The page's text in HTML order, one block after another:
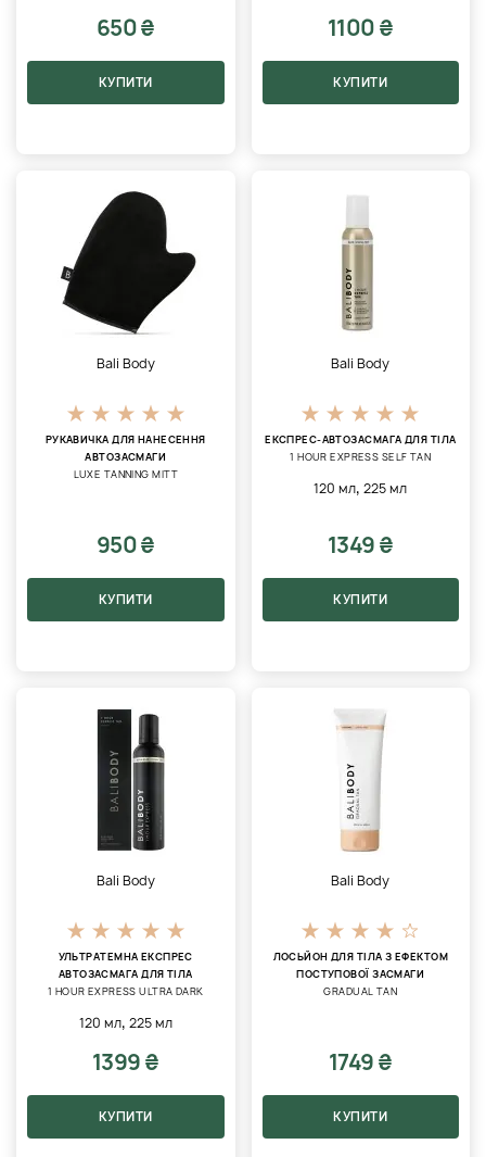
650 ₴
КУПИТИ
1100 ₴
КУПИТИ
Bali Body
РУКАВИЧКА ДЛЯ НАНЕСЕННЯ
АВТОЗАСМАГИ
LUXE TANNING MITT
950 ₴
КУПИТИ
Bali Body
ЕКСПРЕС-АВТОЗАСМАГА ДЛЯ ТІЛА
1 HOUR EXPRESS SELF TAN
120 мл,225 мл
1349 ₴
КУПИТИ
Bali Body
УЛЬТРАТЕМНА ЕКСПРЕС
АВТОЗАСМАГА ДЛЯ ТІЛА
1 HOUR EXPRESS ULTRA DARK
120 мл, 225 мл
1399 ₴
КУПИТИ
Bali Body
ЛОСЬЙОН ДЛЯ ТІЛА З ЕФЕКТОМ
ПОСТУПОВОЇ ЗАСМАГИ
GRADUAL TAN
1749 ₴
КУПИТИ